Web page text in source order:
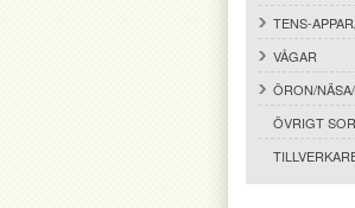
TENS-
VÅGAR
ÖRON/
ÖVRIGT